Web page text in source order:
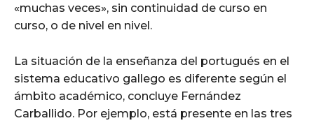
«muchas veces», sin continuidad de curso en
curso, o de nivel en nivel.
La situación de la enseñanza del portugués en el
sistema educativo gallego es diferente según el
ámbito académico, concluye Fernández
Carballido. Por ejemplo, está presente en las tres